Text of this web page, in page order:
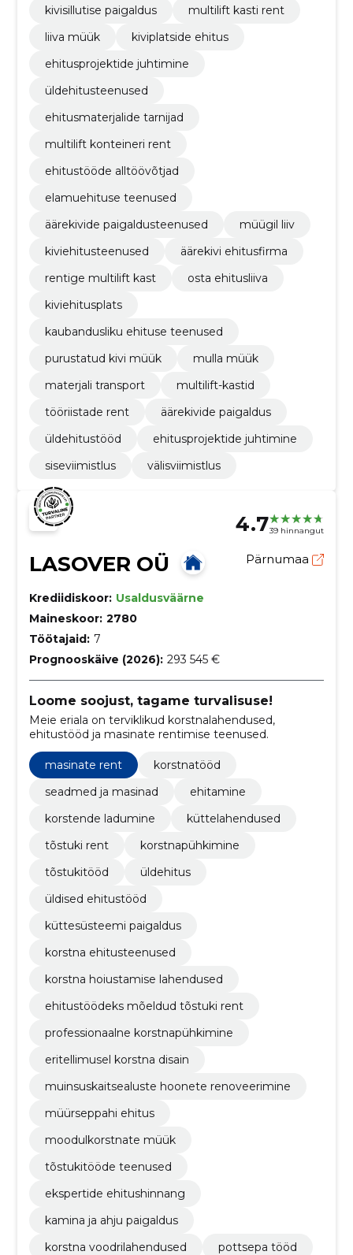
kivisillutise paigaldus
multilift kasti rent
liiva müük
kiviplatside ehitus
ehitusprojektide juhtimine
üldehitusteenused
ehitusmaterjalide tarnijad
multilift konteineri rent
ehitustööde alltöövõtjad
elamuehituse teenused
äärekivide paigaldusteenused
müügil liiv
kiviehitusteenused
äärekivi ehitusfirma
rentige multilift kast
osta ehitusliiva
kiviehitusplats
kaubandusliku ehituse teenused
purustatud kivi müük
mulla müük
materjali transport
multilift-kastid
tööriistade rent
äärekivide paigaldus
üldehitustööd
ehitusprojektide juhtimine
siseviimistlus
välisviimistlus
4.739 hinnangut
LASOVER OÜ Pärnumaa
Krediidiskoor: Usaldusväärne
Maineskoor: 2780
Töötajaid: 7
Prognooskäive (2026): 293 545 €
Loome soojust, tagame turvalisuse!
Meie eriala on terviklikud korstnalahendused,
ehitustööd ja masinate rentimise teenused.
masinate rent
korstnatööd
seadmed ja masinad
ehitamine
korstende ladumine
küttelahendused
tõstuki rent
korstnapühkimine
tõstukitööd
üldehitus
üldised ehitustööd
küttesüsteemi paigaldus
korstna ehitusteenused
korstna hoiustamise lahendused
ehitustöödeks mõeldud tõstuki rent
professionaalne korstnapühkimine
eritellimusel korstna disain
muinsuskaitsealuste hoonete renoveerimine
müürseppahi ehitus
moodulkorstnate müük
tõstukitööde teenused
ekspertide ehitushinnang
kamina ja ahju paigaldus
korstna voodrilahendused
pottsepa tööd